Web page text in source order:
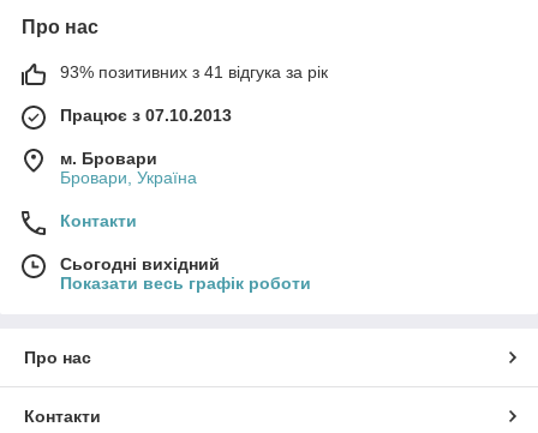
Про нас
93% позитивних з 41 відгука за рік
Працює з 07.10.2013
м. Бровари
Бровари, Україна
Контакти
Сьогодні вихідний
Показати весь графік роботи
Про нас
Контакти